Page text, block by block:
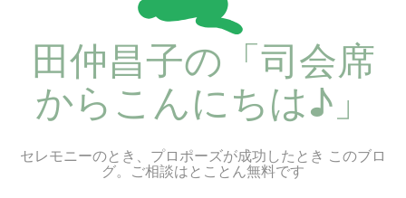
田仲昌子の「司会席
からこんにちは♪」
セレモニーのとき、プロポーズが成功したとき このブロ
グ。ご相談はとことん無料です